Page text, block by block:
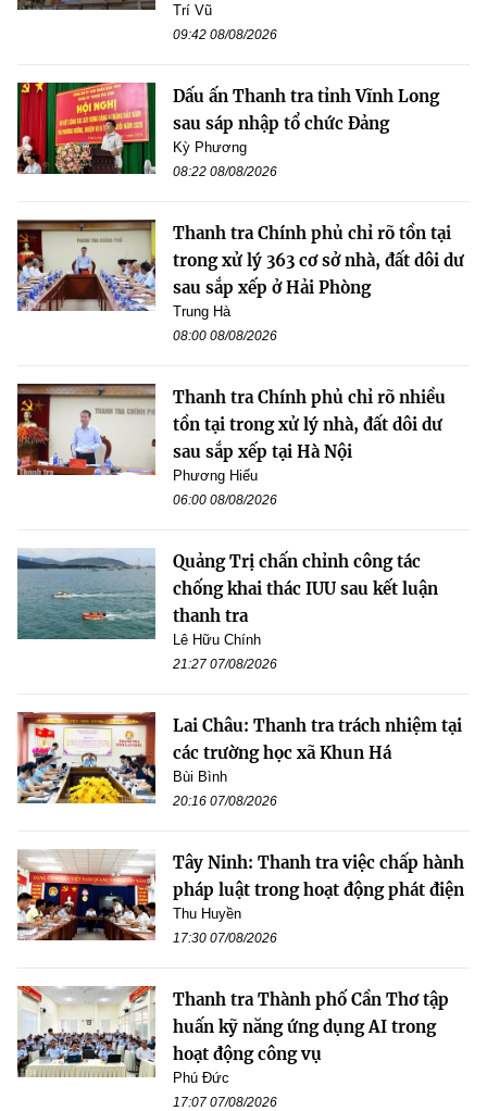
Trí Vũ
09:42 08/08/2026
Dấu ấn Thanh tra tỉnh Vĩnh Long
sau sáp nhập tổ chức Đảng
Kỳ Phương
08:22 08/08/2026
Thanh tra Chính phủ chỉ rõ tồn tại
trong xử lý 363 cơ sở nhà, đất dôi dư
sau sắp xếp ở Hải Phòng
Trung Hà
08:00 08/08/2026
Thanh tra Chính phủ chỉ rõ nhiều
tồn tại trong xử lý nhà, đất dôi dư
sau sắp xếp tại Hà Nội
Phương Hiếu
06:00 08/08/2026
Quảng Trị chấn chỉnh công tác
chống khai thác IUU sau kết luận
thanh tra
Lê Hữu Chính
21:27 07/08/2026
Lai Châu: Thanh tra trách nhiệm tại
các trường học xã Khun Há
Bùi Bình
20:16 07/08/2026
Tây Ninh: Thanh tra việc chấp hành
pháp luật trong hoạt động phát điện
Thu Huyền
17:30 07/08/2026
Thanh tra Thành phố Cần Thơ tập
huấn kỹ năng ứng dụng AI trong
hoạt động công vụ
Phú Đức
17:07 07/08/2026